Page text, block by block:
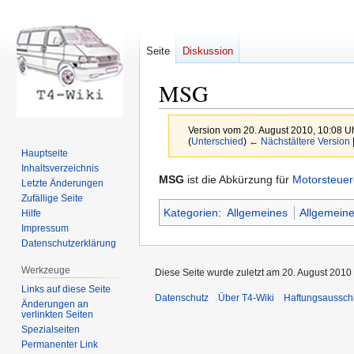
MSG
Version vom 20. August 2010, 10:08
(Unterschied) ← Nächstältere Version
Zur
springen
Zur
springen
MSG ist die Abkürzung für
Kategorien: Allgemeines
Seite Diskussion
Hauptseite
Inhaltsverzeichnis
Letzte Änderungen
Zufällige Seite
Hilfe
Impressum
Datenschutzerklärung
Werkzeuge
Links auf diese Seite
Änderungen an
verlinkten Seiten
Spezialseiten
Permanenter Link
Diese Seite wurde zuletzt am 20. August
Datenschutz Über T4-Wiki